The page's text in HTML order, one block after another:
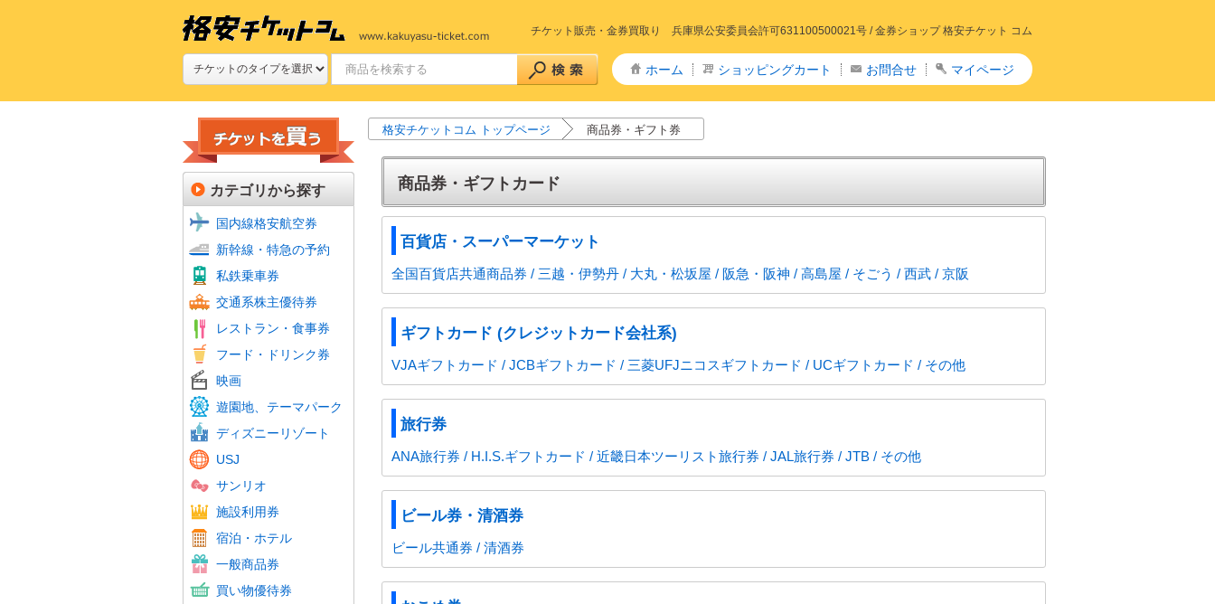
チケット販売・金券買取り 兵庫県公安委員会許可631100500021号 /金券ショップ 格安チケット コム
ホーム ショッピングカート お問合せ マイページ
格安チケットコム トップページ 商品券・ギフト券
商品券・ギフトカード
百貨店・スーパーマーケット
全国百貨店共通商品券 / 三越・伊勢丹 / 大丸・松坂屋 / 阪急・阪神 / 高島屋 / そごう / 西武 / 京阪
ギフトカード (クレジットカード会社系)
VJAギフトカード / JCBギフトカード / 三菱UFJニコスギフトカード / UCギフトカード / その他
旅行券
ANA旅行券 / H.I.S.ギフトカード / 近畿日本ツーリスト旅行券 / JAL旅行券 / JTB / その他
ビール券・清酒券
ビール共通券 / 清酒券
カテゴリから探す
国内線格安航空券
新幹線・特急の予約
新幹線予約 東海道新幹線
山陽新幹線
山陽・九州新幹線
九州新幹線
東北新幹線
秋田新幹線
山形新幹線
上越・長野新幹線
新幹線+特急 予約
山陽新幹線～北陸線
山陽新幹線～きのくに線
JR特急予約
特急サンダーバード(北陸線)
私鉄乗車券
定期券タイプ全線乗車証
私鉄(回数券タイプ)
鉄道プリペイドカード
交通系株主優待券
航空会社株主優待券
フェリー株主優待券
バス回数券
レストラン・食事券 居酒屋・ディナー
ファミリーレストラン
ファーストフード
牛丼・カレー・定食・ラーメン
グルメ商品券
食品・ドリンク券
ホテル商品券・ギフト券
フード・ドリンク券 フード・ドリンク券
おこめ券
ビール券・清酒券
映画 全国共通鑑賞券(前売券)
シネマ・劇場 チケット
ムビチケ東宝17番組共通前売券
遊園地、テーマパーク 東京サマーランド
よみうりランド
富士急ハイランド
その他テーマパーク・遊園地
美術館・博物館
動物園・水族館
ディズニーリゾート
USJ
サンリオ
施設利用券
カラオケ・アミューズメント施設
温泉・スパリゾート
スパリゾートハワイアンズ
スキー
ゴルフ
フィットネスクラブ
宿泊・ホテル ホテル商品券
ホテル宿泊券・割引券
JTBハーモニフト
一般商品券 ギフトカード(クレジット会社系)
百貨店
旅行券
ビール券・清酒券
おこめ券
花とみどりのギフト券
こども商品券
図書カード
買い物優待券 百貨店
スーパーマーケット
コンビニ
家電量販店
ファッション
紳士服専門店
ホームセンター・ドラッグストア
携帯電話・プロバイダ
その他ショップ・専門店